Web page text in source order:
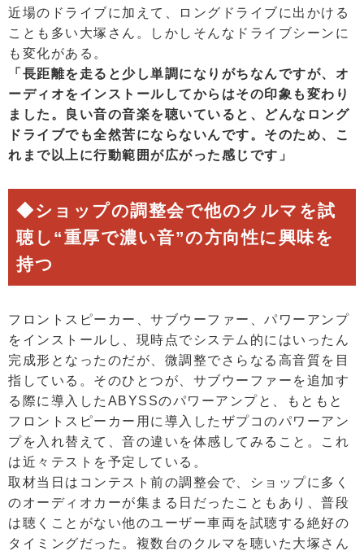
近場のドライブに加えて、ロングドライブに出かける
ことも多い大塚さん。しかしそんなドライブシーンに
も変化がある。
「長距離を走ると少し単調になりがちなんですが、オ
ーディオをインストールしてからはその印象も変わり
ました。良い音の音楽を聴いていると、どんなロング
ドライブでも全然苦にならないんです。そのため、こ
れまで以上に行動範囲が広がった感じです」
◆ショップの調整会で他のクルマを試
聴し“重厚で濃い音”の方向性に興味を
持つ
フロントスピーカー、サブウーファー、パワーアンプ
をインストールし、現時点でシステム的にはいったん
完成形となったのだが、微調整でさらなる高音質を目
指している。そのひとつが、サブウーファーを追加す
る際に導入したABYSSのパワーアンプと、もともと
フロントスピーカー用に導入したザプコのパワーアン
プを入れ替えて、音の違いを体感してみること。これ
は近々テストを予定している。
取材当日はコンテスト前の調整会で、ショップに多く
のオーディオカーが集まる日だったこともあり、普段
は聴くことがない他のユーザー車両を試聴する絶好の
タイミングだった。複数台のクルマを聴いた大塚さん